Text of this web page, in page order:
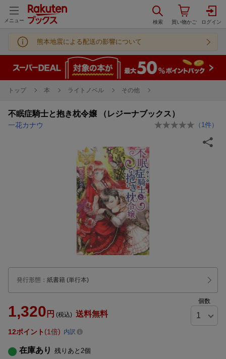
メニュー
熊本地震による配送の影響について
トップ 本 ライトノベル その他
不眠症騎士と抱き枕令嬢 （レジーナブックス）
一花カナウ （ 1 件）
発行形態 ： 紙書籍 (単行本)
1,320 円 (税込) 送料無料
個数
12ポイント 1倍 内訳
在庫あり 残りあと 2個